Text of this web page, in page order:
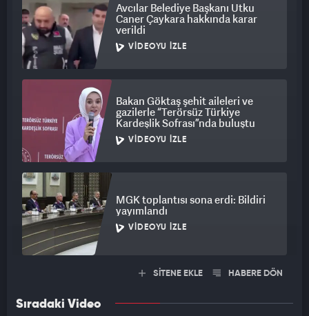
Avcılar Belediye Başkanı Utku
Caner Çaykara hakkında karar
verildi
VIDEOYU İZLE
Bakan Göktaş şehit aileleri ve
gazilerle “Terörsüz Türkiye
Kardeşlik Sofrası”nda buluştu
VIDEOYU İZLE
MGK toplantısı sona erdi: Bildiri
yayımlandı
VIDEOYU İZLE
SİTENE EKLE HABERE DÖN
Sıradaki Video